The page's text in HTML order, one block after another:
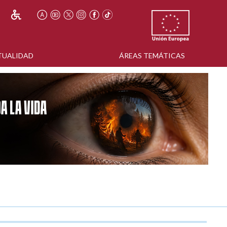
ÁREAS TEMÁTICAS